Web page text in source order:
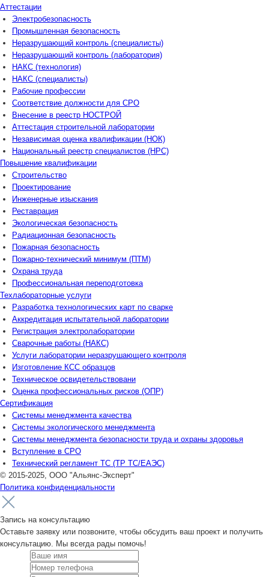
Аттестации
Электробезопасность
Промышленная безопасность
Неразрушающий контроль (специалисты)
Неразрушающий контроль (лаборатория)
НАКС (технология)
НАКС (специалисты)
Рабочие профессии
Соответствие должности для СРО
Внесение в реестр НОСТРОЙ
Аттестация строительной лаборатории
Независимая оценка квалификации (НОК)
Национальный реестр специалистов (НРС)
Повышение квалификации
Строительство
Проектирование
Инженерные изыскания
Реставрация
Экологическая безопасность
Радиационная безопасность
Пожарная безопасность
Пожарно-технический минимум (ПТМ)
Охрана труда
Профессиональная переподготовка
Техлабораторные услуги
Разработка технологических карт по сварке
Аккредитация испытательной лаборатории
Регистрация электролаборатории
Сварочные работы (НАКС)
Услуги лаборатории неразрушающего контроля
Изготовление КСС образцов
Техническое освидетельствовани
Оценка профессиональных рисков (ОПР)
Сертификация
Системы менеджмента качества
Системы экологического менеджмента
Системы менеджмента безопасности труда и охраны здоровья
Вступление в СРО
Технический регламент ТС (ТР ТС/ЕАЭС)
© 2015-2025, ООО "Альянс-Эксперт"
Политика конфиденциальности
Запись на консультацию
Оставьте заявку или позвоните, чтобы обсудить ваш проект и получить
консультацию. Мы всегда рады помочь!